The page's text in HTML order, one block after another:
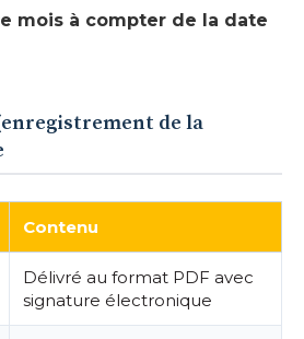
mois à compter de la date
de la
Contenu
Délivré au format PDF avec
signature électronique